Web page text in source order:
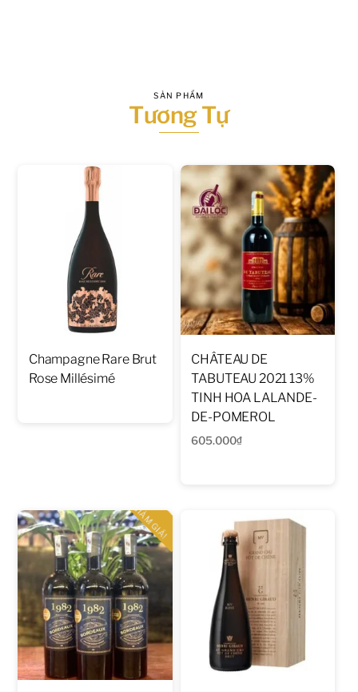
SẢN PHẨM
Tương Tự
Champagne Rare Brut
Rose Millésimé
CHÂTEAU DE
TABUTEAU 2021 13%
TINH HOA LALANDE-
DE-POMEROL
605.000₫
GIẢM GIÁ!